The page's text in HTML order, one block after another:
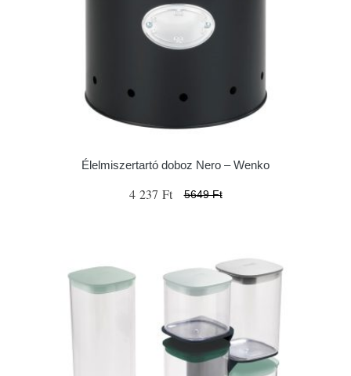
Élelmiszertartó doboz Nero – Wenko
4 237 Ft 5649 Ft